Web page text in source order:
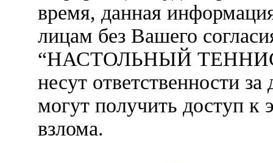
время, данная
лицам без Вашего
“НАСТОЛЬНЫЙ ТЕННИС
несут ответственности
могут получить доступ к
взлома.